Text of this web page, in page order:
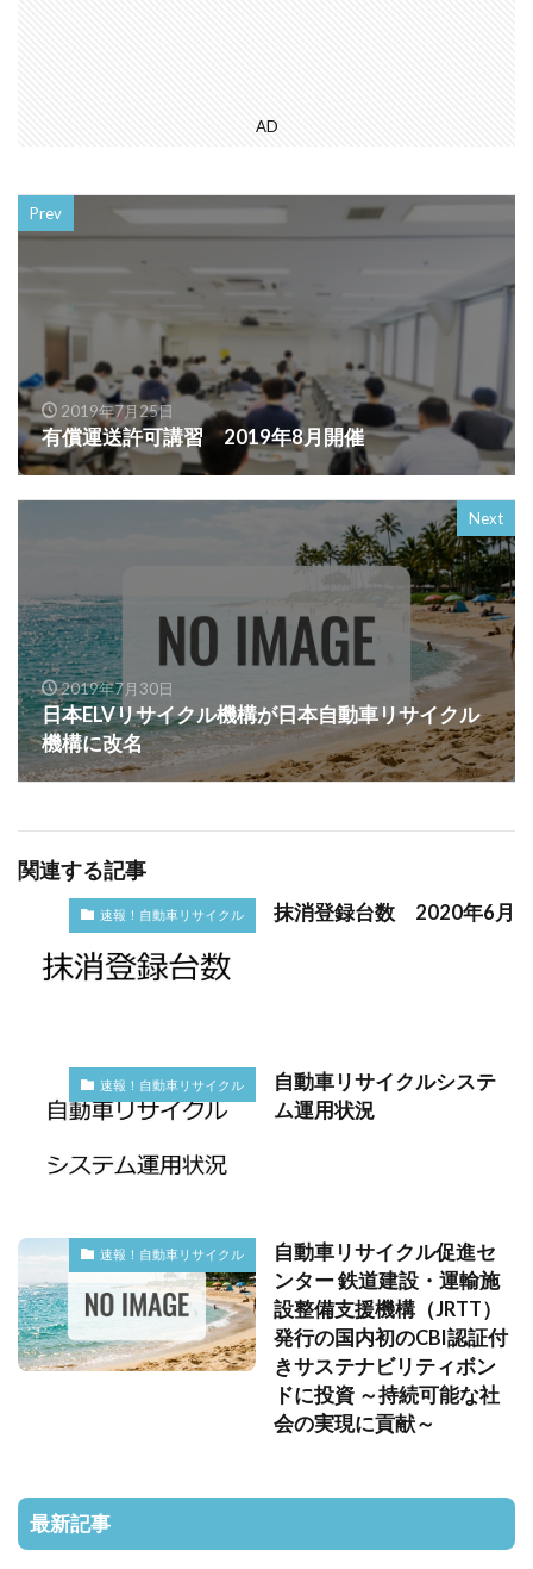
AD
Prev
2019年7月25日
有償運送許可講習 2019年8月開催
Next
2019年7月30日
日本ELVリサイクル機構が日本自動車リサイクル
機構に改名
関連する記事
速報！自動車リサイクル 抹消登録台数 2020年6月
速報！自動車リサイクル
自動車リサイクルシステ
ム運用状況
速報！自動車リサイクル
自動車リサイクル促進セ
ンター 鉄道建設・運輸施
設整備支援機構（JRTT）
発行の国内初のCBI認証付
きサステナビリティボン
ドに投資 ～持続可能な社
会の実現に貢献～
最新記事